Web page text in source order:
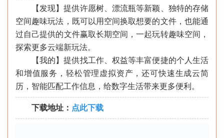
【发现】提供许愿树、漂流瓶等新颖、独特的存储
空间趣味玩法，既可以用空间换取想要的文件，也能通
过自己提供的文件赢取长期空间，一起玩转趣味空间，
探索更多云端新玩法。
【我的】提供找工作、权益等丰富便捷的个人生活
和增值服务，轻松管理虚拟资产，还可快速生成云简
历，智能匹配工作信息，给数字生活带来更多便利。
下载地址： 点此下载